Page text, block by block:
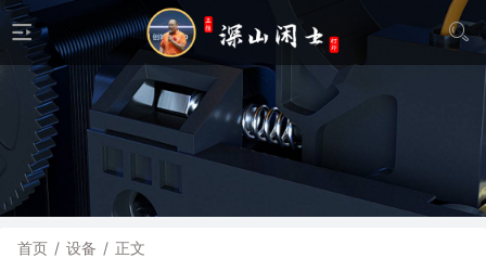
首页 / 设备 / 正文